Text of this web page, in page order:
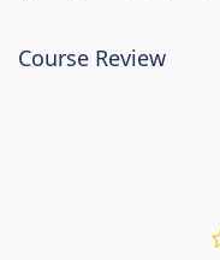
Course Review